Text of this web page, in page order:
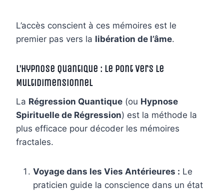
L’accès conscient à ces mémoires est le
premier pas vers la libération de l’âme.
L’Hypnose Quantique : Le Pont vers le
Multidimensionnel
La Régression Quantique (ou Hypnose
Spirituelle de Régression) est la méthode la
plus efficace pour décoder les mémoires
fractales.
Voyage dans les Vies Antérieures : Le
praticien guide la conscience dans un état